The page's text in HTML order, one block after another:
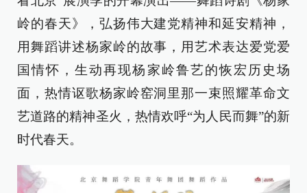
岭的春天》，弘扬伟大建党精神和延安精神，
用舞蹈讲述杨家岭的故事，用艺术表达爱党爱
国情怀，生动再现杨家岭鲁艺的恢宏历史场
面，热情讴歌杨家岭窑洞里那一束照耀革命文
艺道路的精神圣火，热情欢呼“为人民而舞”的新
时代春天。